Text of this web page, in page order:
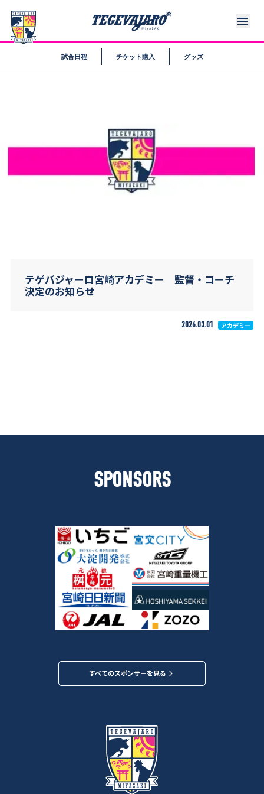
試合日程 チケット購入 グッズ
テゲバジャーロ宮崎アカデミー 監督・コーチ
決定のお知らせ
2026.03.01 アカデミー
SPONSORS
すべてのスポンサーを見る